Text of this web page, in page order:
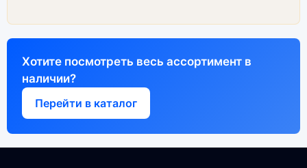
Хотите посмотреть весь ассортимент в
наличии?
Перейти в каталог